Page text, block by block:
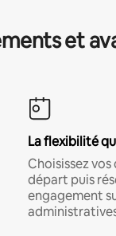
et
La flexibilité
Choisissez
départ puis
engagement